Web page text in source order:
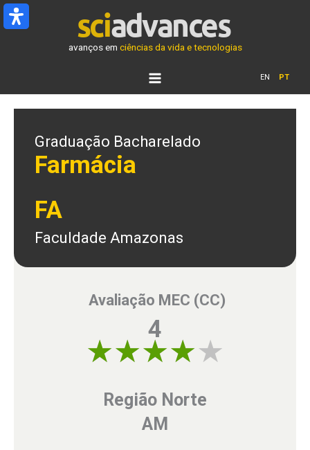
Ir
para
avanços em ciências da vida e tecnologias
EN PT
Graduação Bacharelado
Farmácia
FA
Faculdade Amazonas
Avaliação MEC (CC)
4
Região Norte
AM